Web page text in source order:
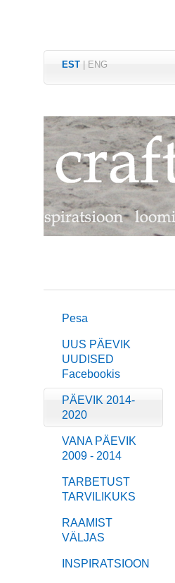
EST ENG
Pesa
UUS PÄEVIK
UUDISED
Facebookis
PÄEVIK 2014-
2020
VANA PÄEVIK
2009 - 2014
TARBETUST
TARVILIKUKS
RAAMIST
VÄLJAS
INSPIRATSIOON